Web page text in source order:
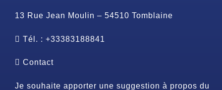
13 Rue Jean Moulin – 54510 Tomblaine
Tél. : +33383188841
Contact
Je souhaite apporter une suggestion à propos du